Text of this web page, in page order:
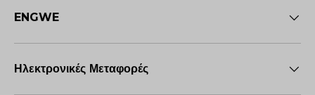
ENGWE
Ηλεκτρονικές Μεταφορές